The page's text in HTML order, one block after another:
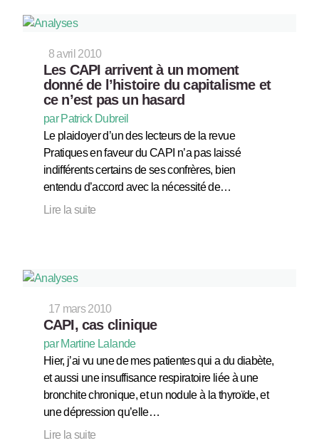
8 avril 2010
Les CAPI arrivent à un moment
donné de l’histoire du capitalisme et
ce n’est pas un hasard
par Patrick Dubreil
Le plaidoyer d’un des lecteurs de la revue
Pratiques en faveur du CAPI n’a pas laissé
indifférents certains de ses confrères, bien
entendu d’accord avec la nécessité de…
Lire la suite
17 mars 2010
CAPI, cas clinique
par Martine Lalande
Hier, j’ai vu une de mes patientes qui a du diabète,
et aussi une insuffisance respiratoire liée à une
bronchite chronique, et un nodule à la thyroïde, et
une dépression qu’elle…
Lire la suite